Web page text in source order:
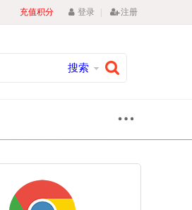
充值积分 登录 | 注册
搜索